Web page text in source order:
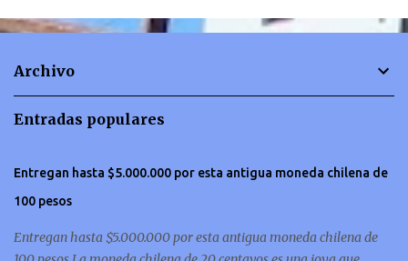
n
Archivo
Entradas populares
Entregan hasta $5.000.000 por esta antigua moneda chilena de
100 pesos
Entregan hasta $5.000.000 por esta antigua moneda chilena de